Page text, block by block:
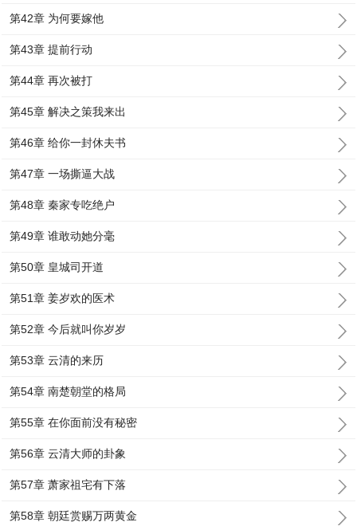
第42章 为何要嫁他
第43章 提前行动
第44章 再次被打
第45章 解决之策我来出
第46章 给你一封休夫书
第47章 一场撕逼大战
第48章 秦家专吃绝户
第49章 谁敢动她分毫
第50章 皇城司开道
第51章 姜岁欢的医术
第52章 今后就叫你岁岁
第53章 云清的来历
第54章 南楚朝堂的格局
第55章 在你面前没有秘密
第56章 云清大师的卦象
第57章 萧家祖宅有下落
第58章 朝廷赏赐万两黄金